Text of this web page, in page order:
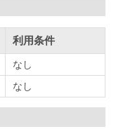
利用条件
なし
なし